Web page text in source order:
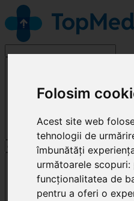
Folosim
Acest site web
tehnologii de
îmbunătăți
următoarele scopuri:
funcționalitatea de
pentru a oferi o